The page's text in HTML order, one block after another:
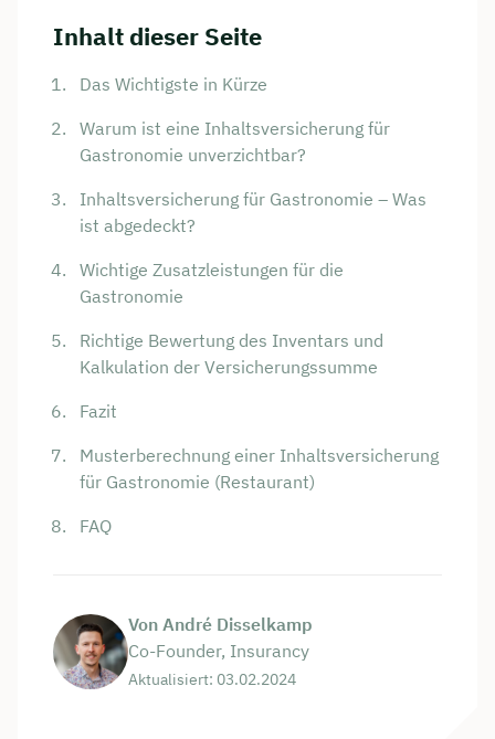
Inhalt dieser Seite
Das Wichtigste in Kürze
Warum ist eine Inhaltsversicherung für
Gastronomie unverzichtbar?
Inhaltsversicherung für Gastronomie – Was
ist abgedeckt?
Wichtige Zusatzleistungen für die
Gastronomie
Richtige Bewertung des Inventars und
Kalkulation der Versicherungssumme
Fazit
Musterberechnung einer Inhaltsversicherung
für Gastronomie (Restaurant)
FAQ
Von André Disselkamp
Co-Founder, Insurancy
Aktualisiert: 03.02.2024